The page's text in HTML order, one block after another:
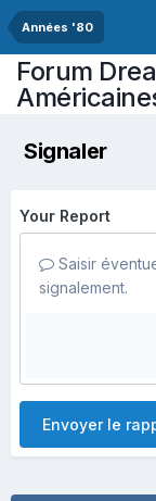
Années '80
Forum
Signaler
Your Report
Saisir
signalement.
Envoyer le